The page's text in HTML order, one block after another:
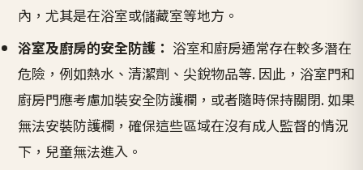
內，尤其是在浴室或儲藏室等地方。
浴室及廚房的安全防護： 浴室和廚房通常存在較多潛在
危險，例如熱水、清潔劑、尖銳物品等. 因此，浴室門和
廚房門應考慮加裝安全防護欄，或者隨時保持關閉. 如果
無法安裝防護欄，確保這些區域在沒有成人監督的情況
下，兒童無法進入。